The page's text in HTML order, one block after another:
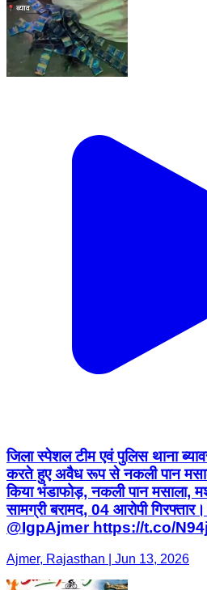
जिला स्पेशल टीम एवं पुलिस थाना
करते हुए अवैध रूप से नकली पान
किया भंडाफोड़, नकली पान मसाला,
सामग्री बरामद, 04 आरोपी
@IgpAjmer https://t.co/
Ajmer, Rajasthan | Jun 13, 2026